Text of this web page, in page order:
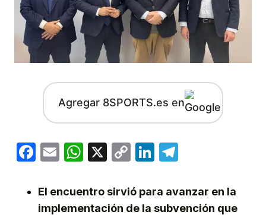
Agregar 8SPORTS.es en
Facebook
EmailWhatsApp
X
CopyLinkedIn
El encuentro sirvió para avanzar en la
implementación de la subvención que